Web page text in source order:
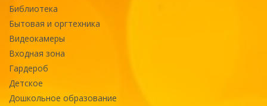
Библиотека
Бытовая и оргтехника
Видеокамеры
Входная зона
Гардероб
Детское
Дошкольное образование